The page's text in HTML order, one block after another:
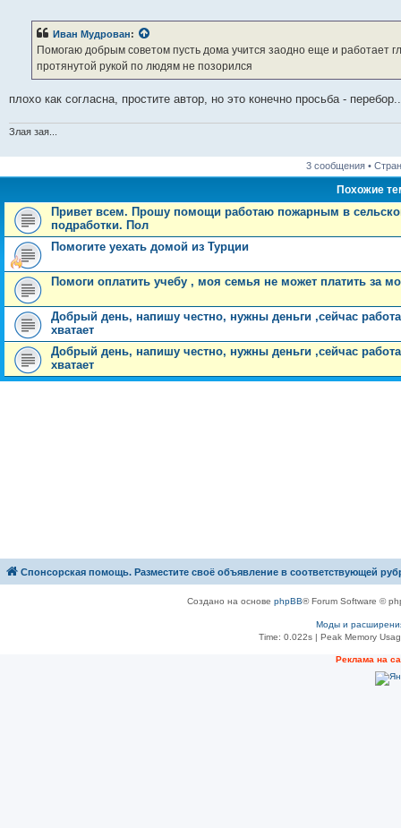
Иван Мудрован:
Помогаю добрым советом пусть дома учится заодно еще и работает
протянутой рукой по людям не позорился
плохо как согласна, простите автор, но это конечно просьба -
Злая зая...
3 сообщения •
Похожие
Привет всем. Прошу помощи работаю пожарным в
подработки. Пол
Помогите уехать домой из Турции
Помоги оплатить учебу , моя семья не может платить за
Добрый день, напишу честно, нужны деньги ,сейчас
хватает
Добрый день, напишу честно, нужны деньги ,сейчас
хватает
Спонсорская помощь. Разместите своё объявление в соответствующей
Создано на основе phpBB® Forum Software ©
Моды и
Time: 0.022s| Peak Memory
Рeклама на